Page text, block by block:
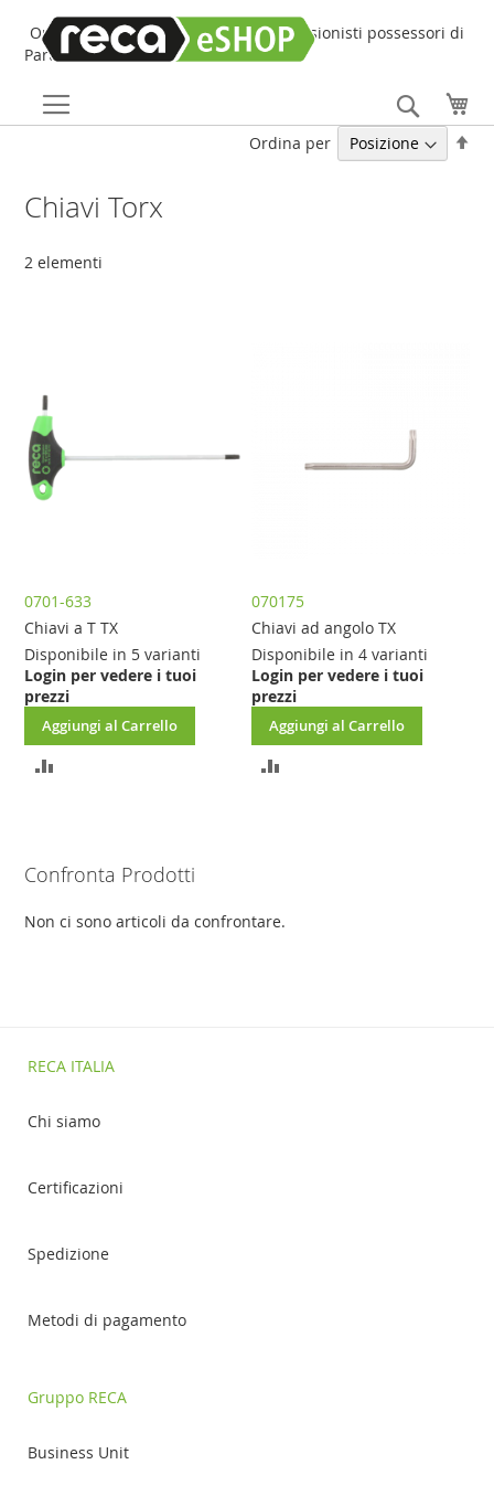
Online Shop online dedicato ai professionisti possessori di
Partita IVA!
Search
Chiavi Torx
2 elementi
Ordina per
0701-633
Chiavi a T TX
Disponibile in 5 varianti
Login per vedere i tuoi
prezzi
Aggiungi al Carrello
AGGIUNGI
070175
Chiavi ad angolo TX
Disponibile in 4 varianti
Login per vedere i tuoi
prezzi
Aggiungi al Carrello
Confronta Prodotti
Non ci sono articoli da confrontare.
RECA ITALIA
Chi siamo
Certificazioni
Spedizione
Metodi di pagamento
Gruppo RECA
Business Unit